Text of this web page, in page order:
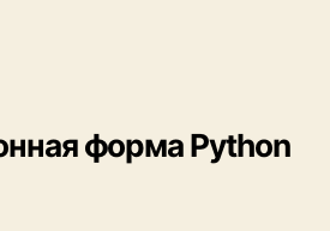
форма Python